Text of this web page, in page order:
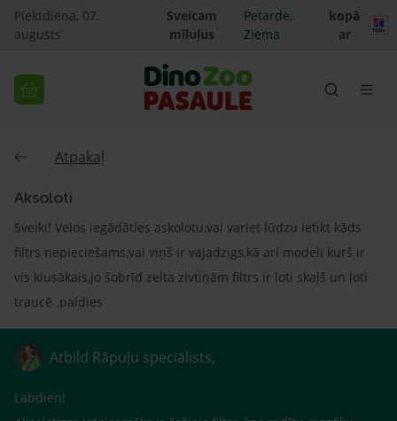
Piektdiena, 07.
augusts
Sveicam
mīluļus
Petarde,
Ziema
kopā
ar
Atpakaļ
Aksoloti
Sveiki! Velos iegādāties askolotu,vai variet lūdzu ietikt kāds
filtrs nepieciešams,vai viņš ir vajadzigs,kā arí modeli kurš ir
vis klusākais,jo šobrīd zelta zivtiņām filtrs ir loti skaļš un ļoti
traucē .paldies
Atbild Rāpuļu speciālists,
Labdien!